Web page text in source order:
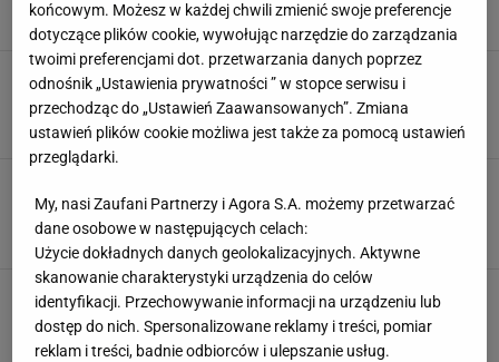
MATERIAŁ PROMOCYJNY PR
Czy da się odchudzić brzuch w tydzień?
Ćwiczenia na płaski brzuch w tydzień
MATERIAŁ PROMOCYJNY PR
kawę, koniecznie to przeczytaj
MATERIAŁ PROMOCYJNY PR
Jak schudnąć 5 i 10 kilogramów? W tydzień i
miesiąc - podpowiadamy, jak to zrobić
MATERIAŁ PROMOCYJNY PR
końcowym. Możesz w każdej chwili zmienić swoje preferencje
dotyczące plików cookie, wywołując narzędzie do zarządzania
twoimi preferencjami dot. przetwarzania danych poprzez
odnośnik „Ustawienia prywatności ” w stopce serwisu i
przechodząc do „Ustawień Zaawansowanych”. Zmiana
ustawień plików cookie możliwa jest także za pomocą ustawień
przeglądarki.
My, nasi Zaufani Partnerzy i Agora S.A. możemy przetwarzać
dane osobowe w następujących celach:
Użycie dokładnych danych geolokalizacyjnych. Aktywne
skanowanie charakterystyki urządzenia do celów
identyfikacji. Przechowywanie informacji na urządzeniu lub
dostęp do nich. Spersonalizowane reklamy i treści, pomiar
reklam i treści, badnie odbiorców i ulepszanie usług.